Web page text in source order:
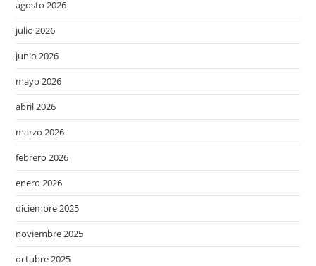
agosto 2026
julio 2026
junio 2026
mayo 2026
abril 2026
marzo 2026
febrero 2026
enero 2026
diciembre 2025
noviembre 2025
octubre 2025